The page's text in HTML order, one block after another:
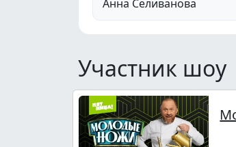
Анна Селиванова
Участник шоу